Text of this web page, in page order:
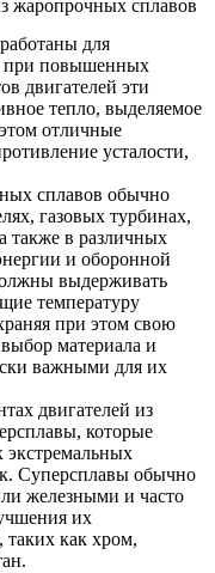
жаропрочных сплавов
для
при повышенных
двигателей эти
тепло, выделяемое
отличные
усталости,
сплавов обычно
газовых турбинах,
также в различных
и оборонной
выдерживать
температуру
при этом свою
материала и
важными для их
двигателей из
которые
экстремальных
Суперсплавы обычно
железными и часто
их
таких как хром,